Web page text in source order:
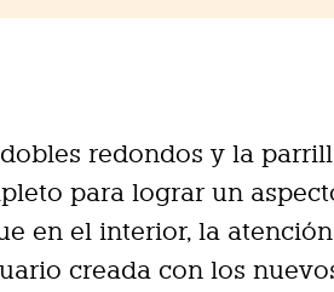
redondos y la
para lograr un
en el interior, la
creada con los